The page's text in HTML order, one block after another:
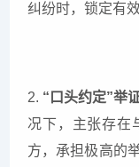
纠纷时，锁定有
2. “ 口头约定”举
况下，主张存在
方，承担极高的